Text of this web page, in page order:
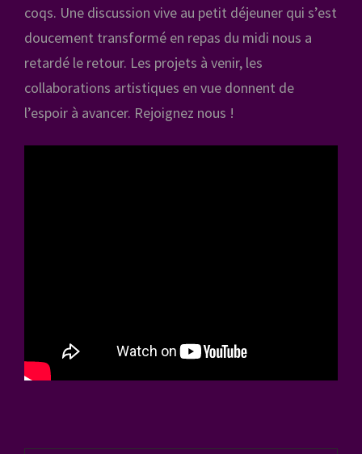
coqs. Une discussion vive au petit déjeuner qui s’est
doucement transformé en repas du midi nous a
retardé le retour. Les projets à venir, les
collaborations artistiques en vue donnent de
l’espoir à avancer. Rejoignez nous !